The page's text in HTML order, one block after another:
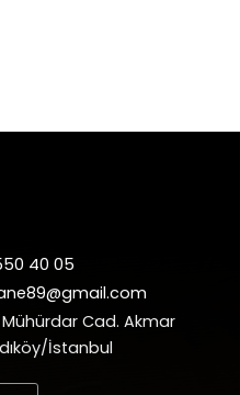
40 05
Cad. Akmar
İstanbul